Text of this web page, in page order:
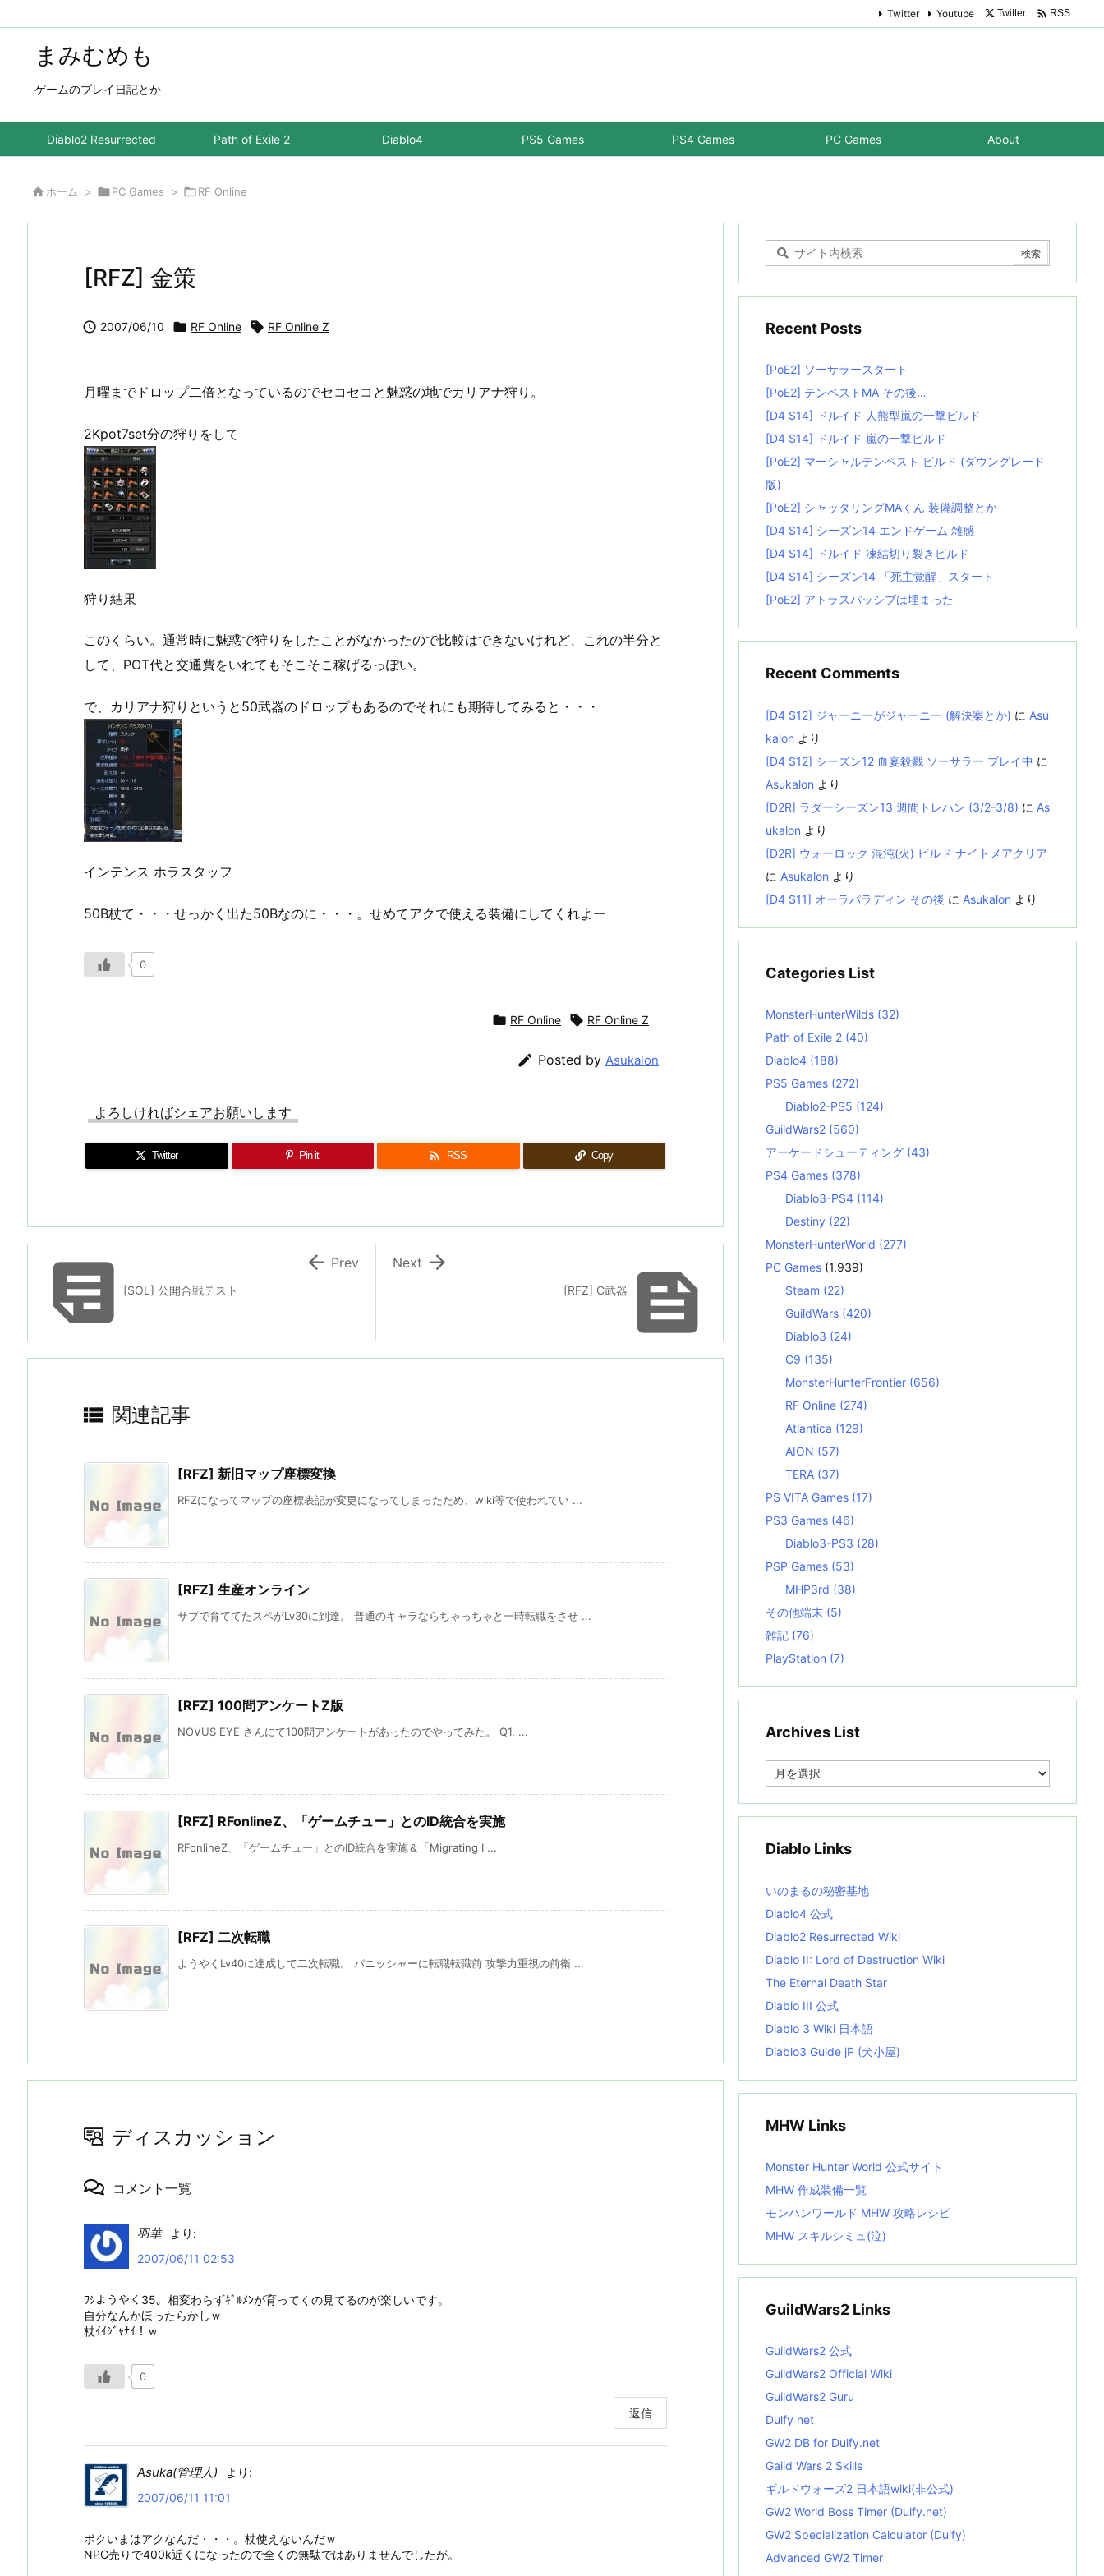
まみむめも
ゲームのプレイ日記とか
Diablo2 Resurrected Path of Exile 2 Diablo4 PS5 Games PS4 Games PC Games About
Twitter Youtube Twitter  RSS
 ホーム > PC Games > RF Online
[RFZ] 金策
 2007/06/10  RF Online  RF Online Z
月曜までドロップ二倍となっているのでセコセコと魅惑の地でカリアナ狩り。
2Kpot7set分の狩りをして
狩り結果
このくらい。通常時に魅惑で狩りをしたことがなかったので比較はできないけれど、これの半分と
して、POT代と交通費をいれてもそこそこ稼げるっぽい。
で、カリアナ狩りというと50武器のドロップもあるのでそれにも期待してみると・・・
インテンス ホラスタッフ
50B杖て・・・せっかく出た50Bなのに・・・。せめてアクで使える装備にしてくれよー
0
 RF Online  RF Online Z
 Posted by Asukalon
よろしければシェアお願いします
Twitter Pin it  RSS Copy

[RFZ] C武器

Next
[SOL] 公開合戦テスト
 Prev
 関連記事
[RFZ] 新旧マップ座標変換
RFZになってマップの座標表記が変更になってしまったため、wiki等で使われてい ...
[RFZ] 生産オンライン
サブで育ててたスペがLv30に到達。 普通のキャラならちゃっちゃと一時転職をさせ ...
[RFZ] 100問アンケートZ版
NOVUS EYE さんにて100問アンケートがあったのでやってみた。 Q1. ...
[RFZ] RFonlineZ、「ゲームチュー」とのID統合を実施
RFonlineZ、「ゲームチュー」とのID統合を実施＆「Migrating I ...
[RFZ] 二次転職
ようやくLv40に達成して二次転職。 パニッシャーに転職転職前 攻撃力重視の前衛 ...
ディスカッション
コメント一覧
羽華
より:
2007/06/11 02:53
ﾜｼようやく35。相変わらずｷﾞﾙﾒﾝが育ってくの見てるのが楽しいです。
自分なんかほったらかしｗ
杖ｲｲｼﾞｬﾅｲ！ｗ
0
返信
Asuka(管理人)
より:
2007/06/11 11:01
ボクいまはアクなんだ・・・。杖使えないんだｗ
NPC売りで400k近くになったので全くの無駄ではありませんでしたが。
Recent Posts
[PoE2] ソーサラースタート
[PoE2] テンペストMA その後…
[D4 S14] ドルイド 人熊型嵐の一撃ビルド
[D4 S14] ドルイド 嵐の一撃ビルド
[PoE2] マーシャルテンペスト ビルド (ダウングレード
版)
[PoE2] シャッタリングMAくん 装備調整とか
[D4 S14] シーズン14 エンドゲーム 雑感
[D4 S14] ドルイド 凍結切り裂きビルド
[D4 S14] シーズン14 「死主覚醒」スタート
[PoE2] アトラスパッシブは埋まった
Recent Comments
[D4 S12] ジャーニーがジャーニー (解決案とか) に Asu
kalon より
[D4 S12] シーズン12 血宴殺戮 ソーサラー プレイ中 に
Asukalon より
[D2R] ラダーシーズン13 週間トレハン (3/2-3/8) に As
ukalon より
[D2R] ウォーロック 混沌(火) ビルド ナイトメアクリア
に Asukalon より
[D4 S11] オーラパラディン その後 に Asukalon より
Categories List
MonsterHunterWilds (32)
Path of Exile 2 (40)
Diablo4 (188)
PS5 Games (272)
Diablo2-PS5 (124)
GuildWars2 (560)
アーケードシューティング (43)
PS4 Games (378)
Diablo3-PS4 (114)
Destiny (22)
MonsterHunterWorld (277)
PC Games (1,939)
Steam (22)
GuildWars (420)
Diablo3 (24)
C9 (135)
MonsterHunterFrontier (656)
RF Online (274)
Atlantica (129)
AION (57)
TERA (37)
PS VITA Games (17)
PS3 Games (46)
Diablo3-PS3 (28)
PSP Games (53)
MHP3rd (38)
その他端末 (5)
雑記 (76)
PlayStation (7)
Archives List
e
i
s
t
Diablo Links
いのまるの秘密基地
Diablo4 公式
Diablo2 Resurrected Wiki
Diablo II: Lord of Destruction Wiki
The Eternal Death Star
Diablo III 公式
Diablo 3 Wiki 日本語
Diablo3 Guide jP (犬小屋)
MHW Links
Monster Hunter World 公式サイト
MHW 作成装備一覧
モンハンワールド MHW 攻略レシピ
MHW スキルシミュ(泣)
GuildWars2 Links
GuildWars2 公式
GuildWars2 Official Wiki
GuildWars2 Guru
Dulfy net
GW2 DB for Dulfy.net
Gaild Wars 2 Skills
ギルドウォーズ2 日本語wiki(非公式)
GW2 World Boss Timer (Dulfy.net)
GW2 Specialization Calculator (Dulfy)
Advanced GW2 Timer